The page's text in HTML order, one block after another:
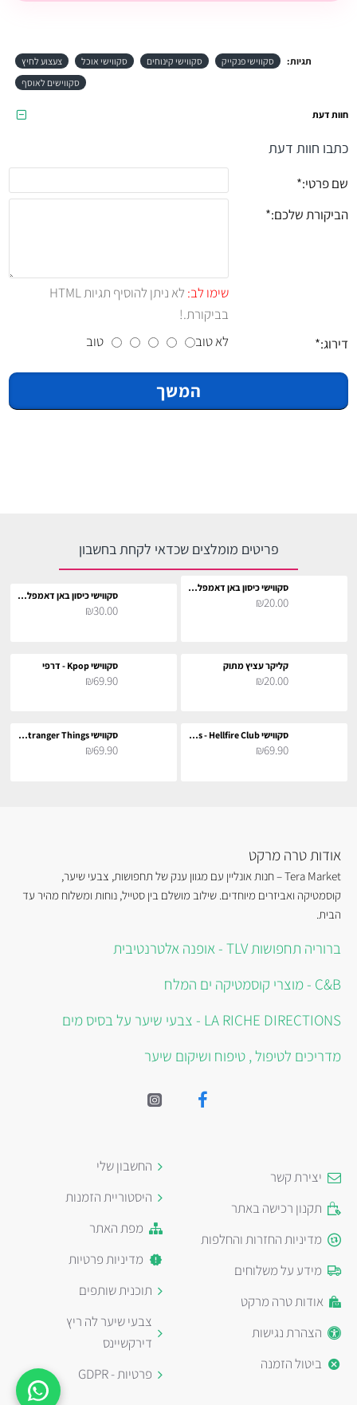
תגיות: סקווישי פנקייק סקווישי קינוחים סקווישי אוכל
צעצוע לחיץ
סקווישים לאוסף
חוות דעת
כתבו חוות דעת
שם פרטי:
הביקורת שלכם:
שימו לב:
לא ניתן להוסיף תגיות HTML
בביקורת.!
דירוג:
לא טוב טוב
המשך
פריטים מומלצים שכדאי לקחת בחשבון
סקווישי כיסון באן דאמפלינג בגודל 4 ס״מ - Dumpling squishy
₪20.00 סקווישי כיסון באן דאמפלינג בגודל 8 ס״מ - Dumpling squishy
₪30.00
קליקר עציץ מתוק
₪20.00
סקווישי Kpop - דרפי
₪69.90
סקווישי Stranger Things - Hellfire Club
₪69.90
סקווישי Stranger Things - אילבן
₪69.90
אודות טרה מרקט
Tera Market – חנות אונליין עם מגוון ענק של תחפושות, צבעי שיער,
קוסמטיקה ואביזרים מיוחדים. שילוב מושלם בין סטייל, נוחות ומשלוח מהיר עד
הבית.
ברוריה תחפושות TLV - אופנה אלטרנטיבית
C&B - מוצרי קוסמטיקה ים המלח
LA RICHE DIRECTIONS - צבעי שיער על בסיס מים
מדריכים לטיפול , טיפוח ושיקום שיער
יצירת קשר
תקנון רכישה באתר
מדיניות החזרות והחלפות
מידע על משלוחים
אודות טרה מרקט
הצהרת נגישות
ביטול הזמנה
החשבון שלי
היסטוריית הזמנות
מפת האתר
מדיניות פרטיות
תוכנית שותפים
צבעי שיער לה ריץ
דירקשיינס
פרטיות - GDPR